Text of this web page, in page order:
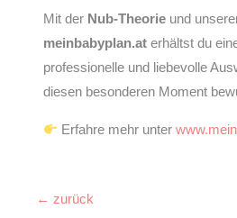
Mit der Nub-Theorieund
meinbabyplan.aterhältst du
professionelle und liebevolle
diesen besonderen Moment
Erfahre mehr unter
← zurück